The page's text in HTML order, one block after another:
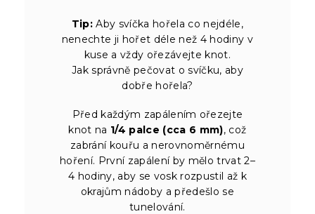
Tip: Aby svíčka hořela co nejdéle,
nenechte ji hořet déle než 4 hodiny v
kuse a vždy ořezávejte knot.
Jak správně pečovat o svíčku, aby
dobře hořela?
Před každým zapálením ořezejte
knot na 1/4 palce (cca 6 mm), což
zabrání kouřu a nerovnoměrnému
hoření. První zapálení by mělo trvat 2–
4 hodiny, aby se vosk rozpustil až k
okrajům nádoby a předešlo se
tunelování.